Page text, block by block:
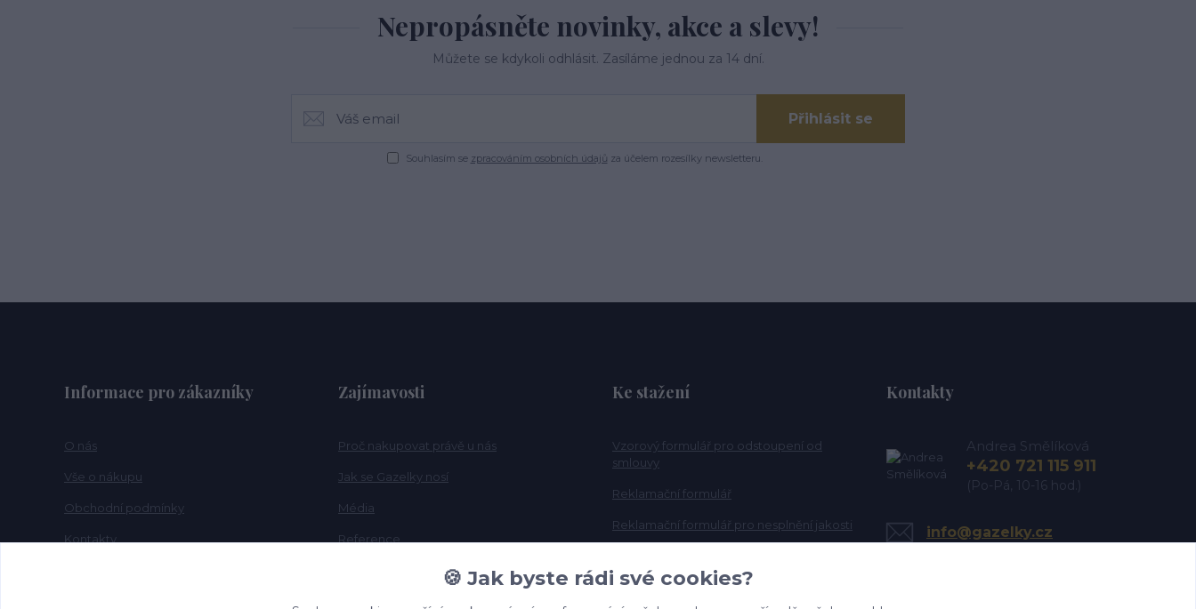
Nepropásněte novinky, akce a slevy!
Můžete se kdykoli odhlásit. Zasíláme jednou za 14 dní.
Přihlásit se
Souhlasím se zpracováním osobních údajů za účelem rozesílky newsletteru.
Informace pro zákazníky
O nás
Vše o nákupu
Obchodní podmínky
Kontakty
Zajímavosti
Proč nakupovat právě u nás
Jak se Gazelky nosí
Média
Reference
Ke stažení
Vzorový formulář pro odstoupení od
smlouvy
Reklamační formulář
Reklamační formulář pro nesplnění jakosti
Kontakty
Andrea Smělíková
+420 721 115 911
(Po-Pá, 10-16 hod.)
info@gazelky.cz
🍪 Jak byste rádi své cookies?